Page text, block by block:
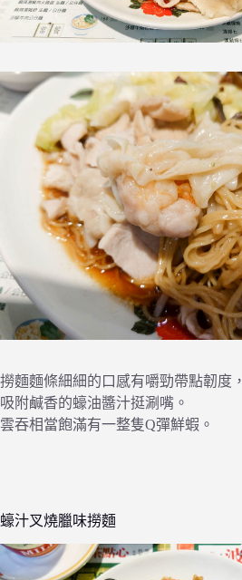
撈麵麵條細細的口感有嚼勁帶點韌度，
吸附鹹香的蠔油醬汁挺涮嘴。
雲吞相當飽滿有一整隻Q彈鮮蝦。
蠔汁叉燒臘味撈麵